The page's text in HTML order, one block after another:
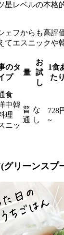
星レベルの本格
ェフからも高評
てエスニックや
のタ
プ
量
お
試
し
1食
たり
食
中韓
理
ニッ
普
通
な
し
728
~
グリーンスプ